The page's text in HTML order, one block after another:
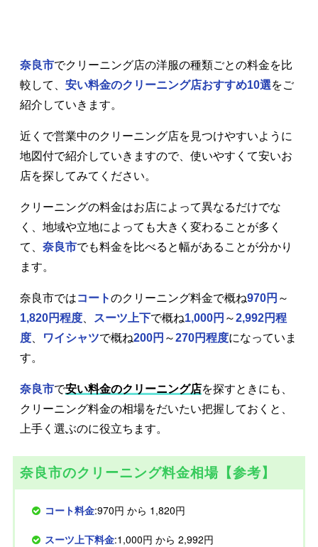
奈良市でクリーニング店の洋服の種類ごとの料金を比
較して、 安い料金のクリーニング店おすすめ10選をご
紹介していきます。
近くで営業中のクリーニング店を見つけやすいように
地図付で紹介していきますので、使いやすくて安いお
店を探してみてください。
クリーニングの料金はお店によって異なるだけでな
く、地域や立地によっても大きく変わることが多く
て、 奈良市でも料金を比べると幅があることが分かり
ます。
奈良市ではコートのクリーニング料金で概ね970円 ～
1,820円程度
スーツ上下で概ね1,000円 ～2,992円程
度
ワイシャツで概ね200円 ～270円程度になっていま
す。
奈良市で安い料金のクリーニング店を探すときにも、
クリーニング料金の相場をだいたい把握しておくと、
上手く選ぶのに役立ちます。
奈良市のクリーニング料金相場【参考】
コート料金:970円 から 1,820円
スーツ上下料金:1,000円 から 2,992円